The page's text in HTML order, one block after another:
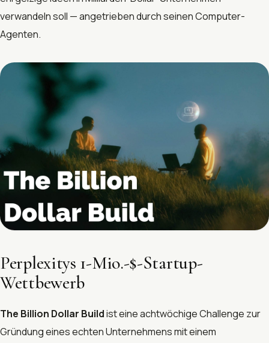
verwandeln soll — angetrieben durch seinen Computer-
Agenten.
Perplexitys 1-Mio.-$-Startup-
Wettbewerb
The Billion Dollar Buildist eine achtwöchige Challenge zur
Gründung eines echten Unternehmens mit einem